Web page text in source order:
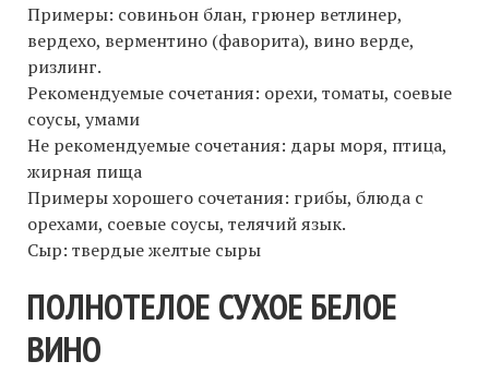
Примеры: совиньон блан, грюнер ветлинер,
вердехо, верментино (фаворита), вино верде,
ризлинг.
Рекомендуемые сочетания: орехи, томаты, соевые
соусы, умами
Не рекомендуемые сочетания: дары моря, птица,
жирная пища
Примеры хорошего сочетания: грибы, блюда с
орехами, соевые соусы, телячий язык.
Сыр: твердые желтые сыры
ПОЛНОТЕЛОЕ СУХОЕ БЕЛОЕ
ВИНО